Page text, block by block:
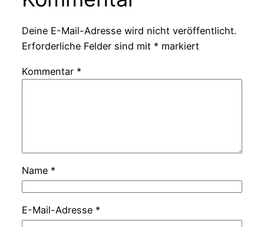
Deine E-Mail-Adresse wird nicht veröffentlicht.
Erforderliche Felder sind mit * markiert
Kommentar *
Name *
E-Mail-Adresse *